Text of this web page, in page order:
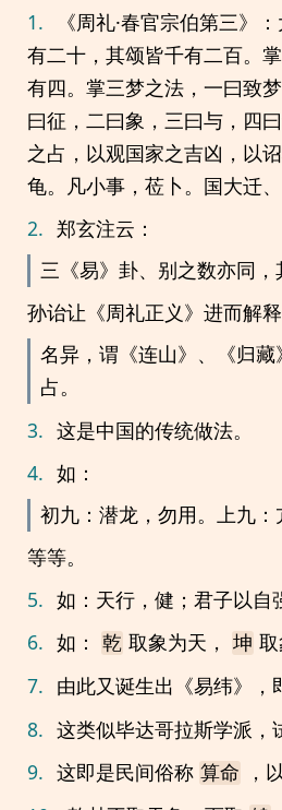
1.
《周礼·春官宗伯第三》
有二十，其颂皆千有二百。
有四。掌三梦之法，一曰致
曰征，二曰象，三曰与，四
之占，以观国家之吉凶，以
龟。凡小事，莅卜。国大迁
2. 郑玄注云：
三《易》卦、别之数亦同，
孙诒让《周礼正义》进而解释
名异，谓《连山》、《归
占。
3. 这是中国的传统做法。
4. 如：
初九：潜龙，勿用。上九：
等等。
5. 如：天行，健；君子以自
6. 如： 乾 取象为天， 坤 取
7. 由此又诞生出《易纬》，
8. 这类似毕达哥拉斯学派，
9. 这即是民间俗称 算命
，